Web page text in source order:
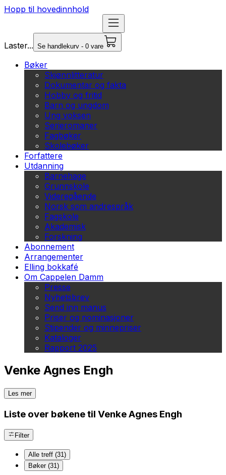
Hopp til hovedinnhold
Laster... Se handlekurv - 0 vare
Bøker
Skjønnlitteratur
Dokumentar og fakta
Hobby og fritid
Barn og ungdom
Ung voksen
Serieromaner
Fagbøker
Skolebøker
Forfattere
Utdanning
Barnehage
Grunnskole
Videregående
Norsk som andrespråk
Fagskole
Akademisk
Forskning
Abonnement
Arrangementer
Elling bokkafé
Om Cappelen Damm
Presse
Nyhetsbrev
Send inn manus
Priser og nominasjoner
Stipender og minnepriser
Kataloger
Rapport 2025
Venke Agnes Engh
Les mer
Liste over bøkene til Venke Agnes Engh
Filter
Alle treff (31)
Bøker (31)